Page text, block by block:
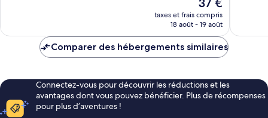
nouveau
prix
de
taxes et frais compris
18 août - 19 août
Comparer des hébergements similaires
Connectez-vous pour découvrir les réductions et les
avantages dont vous pouvez bénéficier. Plus de récompenses
pour plus d’aventures !